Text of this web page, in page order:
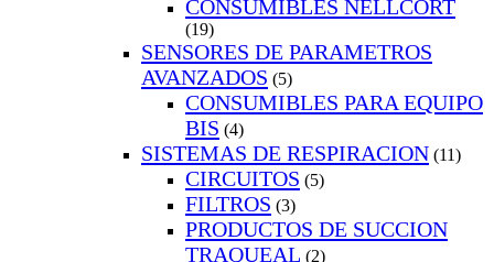
CONSUMIBLES NELLCORT
(19)
SENSORES DE PARAMETROS
AVANZADOS (5)
CONSUMIBLES PARA EQUIPO
BIS (4)
SISTEMAS DE RESPIRACION (11)
CIRCUITOS (5)
FILTROS (3)
PRODUCTOS DE SUCCION
TRAQUEAL (2)